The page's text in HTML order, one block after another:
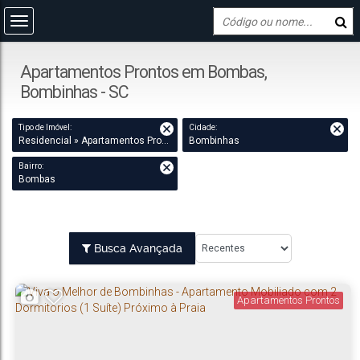
Apartamentos Prontos em Bombas,
Bombinhas - SC
Tipo de Imóvel:
Residencial » Apartamentos Prontos
Cidade:
Bombinhas
Bairro:
Bombas
Busca Avançada
Apartamentos Prontos